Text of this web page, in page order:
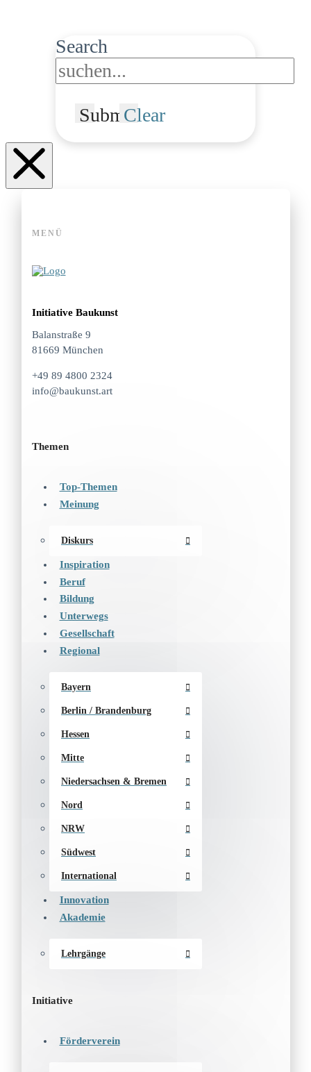
Search
SubmitClear
MENÜ
Initiative Baukunst
Balanstraße 9
81669 München
+49 89 4800 2324
info@baukunst.art
Themen
Top-Themen
Meinung
Diskurs
Inspiration
Beruf
Bildung
Unterwegs
Gesellschaft
Regional
Bayern
Berlin / Brandenburg
Hessen
Mitte
Niedersachsen & Bremen
Nord
NRW
Südwest
International
Innovation
Akademie
Lehrgänge
Initiative
Förderverein